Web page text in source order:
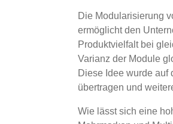
Die Modularisierung
ermöglicht den
Produktvielfalt bei
Varianz der Module
Diese Idee wurde auf
übertragen und
Wie lässt sich eine